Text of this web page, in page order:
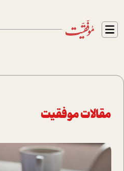
مقالات موفقیت